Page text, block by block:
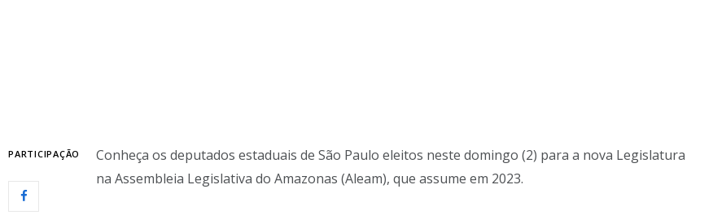
PARTICIPAÇÃO
Conheça os deputados estaduais de São Paulo eleitos neste domingo (2) para a nova Legislatura
na Assembleia Legislativa do Amazonas (Aleam), que assume em 2023.